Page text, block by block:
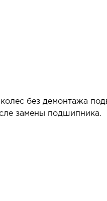
без демонтажа
замены подшипника.